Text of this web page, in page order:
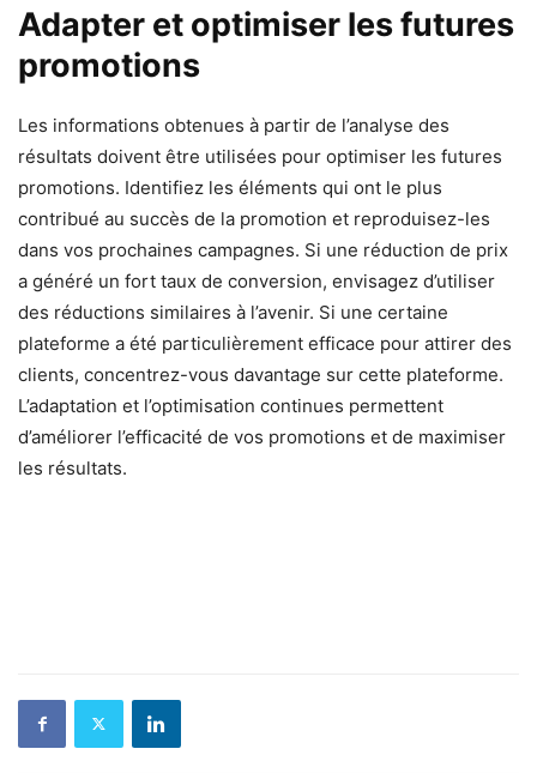
Adapter et optimiser les futures
promotions
Les informations obtenues à partir de l’analyse des
résultats doivent être utilisées pour optimiser les futures
promotions. Identifiez les éléments qui ont le plus
contribué au succès de la promotion et reproduisez-les
dans vos prochaines campagnes. Si une réduction de prix
a généré un fort taux de conversion, envisagez d’utiliser
des réductions similaires à l’avenir. Si une certaine
plateforme a été particulièrement efficace pour attirer des
clients, concentrez-vous davantage sur cette plateforme.
L’adaptation et l’optimisation continues permettent
d’améliorer l’efficacité de vos promotions et de maximiser
les résultats.